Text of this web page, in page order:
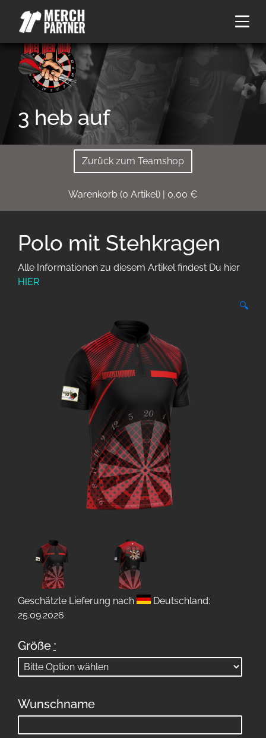
3 heb auf
Zurück zum Teamshop
Warenkorb (0 Artikel) | 0,00 €
Polo mit Stehkragen
Alle Informationen zu diesem Artikel findest Du hier
HIER
🔍
Geschätzte Lieferung nach
Deutschland:
25.09.2026
Größe *
Wunschname